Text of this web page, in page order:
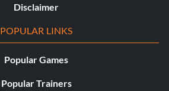
Disclaimer
POPULAR LINKS
Popular Games
Popular Trainers